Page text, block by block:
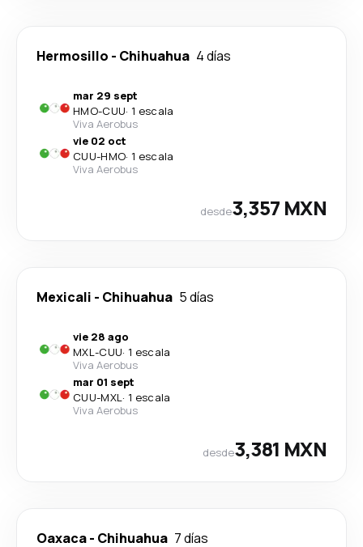
Hermosillo - Chihuahua 4 días
mar 29 sept
HMO-CUU· 1 escala
Viva Aerobus
vie 02 oct
CUU-HMO· 1 escala
Viva Aerobus
desde3,357 MXN
Mexicali - Chihuahua 5 días
vie 28 ago
MXL-CUU· 1 escala
Viva Aerobus
mar 01 sept
CUU-MXL· 1 escala
Viva Aerobus
desde3,381 MXN
Oaxaca- Chihuahua 7 días